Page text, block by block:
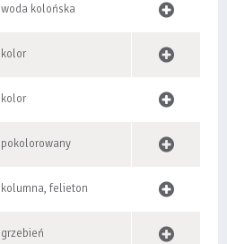
woda kolońska
kolor
kolor
pokolorowany
kolumna, felieton
grzebień